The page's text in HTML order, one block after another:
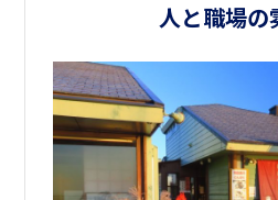
人と職場の